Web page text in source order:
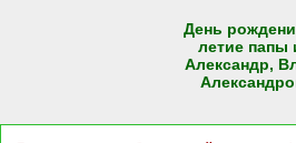
День
летие папы
Александр,